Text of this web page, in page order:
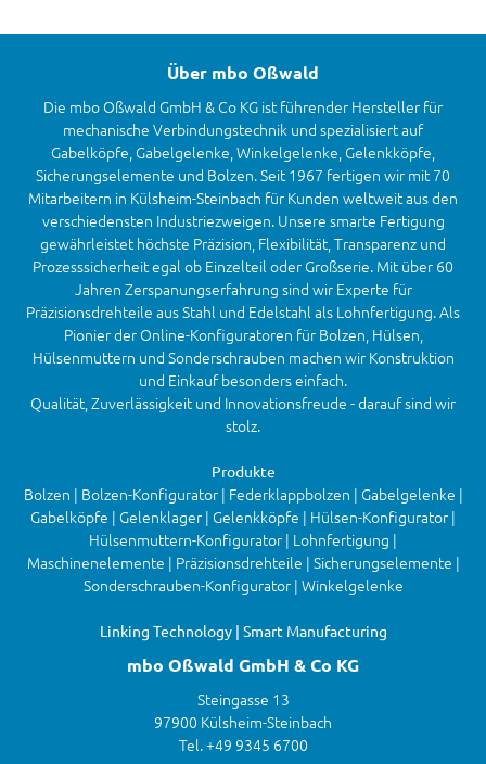
Über mbo Oßwald
Die mbo Oßwald GmbH & Co KG ist führender Hersteller für
mechanische Verbindungstechnik und spezialisiert auf
Gabelköpfe, Gabelgelenke, Winkelgelenke, Gelenkköpfe,
Sicherungselemente und Bolzen. Seit 1967 fertigen wir mit 70
Mitarbeitern in Külsheim-Steinbach für Kunden weltweit aus den
verschiedensten Industriezweigen. Unsere smarte Fertigung
gewährleistet höchste Präzision, Flexibilität, Transparenz und
Prozesssicherheit egal ob Einzelteil oder Großserie. Mit über 60
Jahren Zerspanungserfahrung sind wir Experte für
Präzisionsdrehteile aus Stahl und Edelstahl als Lohnfertigung. Als
Pionier der Online-Konfiguratoren für Bolzen, Hülsen,
Hülsenmuttern und Sonderschrauben machen wir Konstruktion
und Einkauf besonders einfach.
Qualität, Zuverlässigkeit und Innovationsfreude - darauf sind wir
stolz.
Produkte
Bolzen | Bolzen-Konfigurator | Federklappbolzen | Gabelgelenke |
Gabelköpfe | Gelenklager | Gelenkköpfe | Hülsen-Konfigurator |
Hülsenmuttern-Konfigurator | Lohnfertigung |
Maschinenelemente | Präzisionsdrehteile | Sicherungselemente |
Sonderschrauben-Konfigurator | Winkelgelenke
Linking Technology | Smart Manufacturing
mbo Oßwald GmbH & Co KG
Steingasse 13
97900 Külsheim-Steinbach
Tel. +49 9345 6700